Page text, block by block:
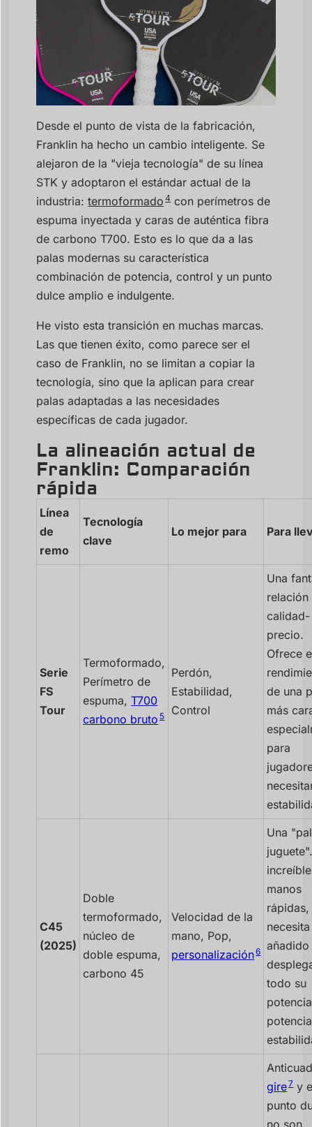
Desde el punto de vista de la fabricación,
Franklin ha hecho un cambio inteligente. Se
alejaron de la "vieja tecnología" de su línea
STK y adoptaron el estándar actual de la
industria:termoformado 4con perímetros de
espuma inyectada y caras de auténtica fibra
de carbono T700. Esto es lo que da a las
palas modernas su característica
combinación de potencia, control y un punto
dulce amplio e indulgente.
He visto esta transición en muchas marcas.
Las que tienen éxito, como parece ser el
caso de Franklin, no se limitan a copiar la
tecnología, sino que la aplican para crear
palas adaptadas a las necesidades
específicas de cada jugador.
La alineación actual de
Franklin: Comparación
rápida
Línea
de
remo
Tecnología
clave
Lo mejor para Para
Serie
FS
Tour
Termoformado,
Perímetro de
espuma,T700
carbono bruto 5
Perdón,
Estabilidad,
Control
Una
relación
calidad-
precio.
Ofrece
de una
más
para
C45
(2025)
Doble
termoformado,
núcleo de
doble espuma,
carbono 45
Velocidad de la
mano, Pop,
personalización6
Una
manos
todo su
gire7y
punto
no son